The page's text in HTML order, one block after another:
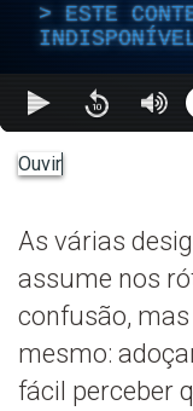
ESTE
Ouvir
As várias
assume nos
confusão,
mesmo:
fácil perceber